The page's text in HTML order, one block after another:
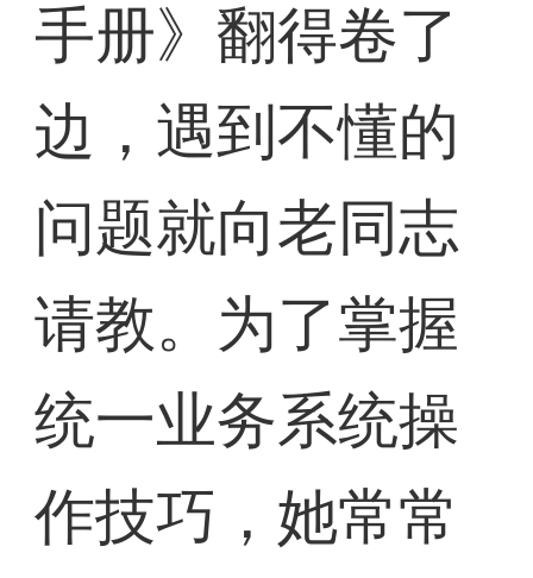
手册》翻得卷了
边，遇到不懂的
问题就向老同志
请教。为了掌握
统一业务系统操
作技巧，她常常